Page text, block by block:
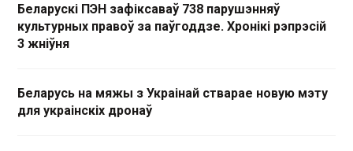
Беларускі ПЭН зафіксаваў 738 парушэнняў
культурных правоў за паўгоддзе. Хронікі рэпрэсій
3 жніўня
Беларусь на мяжы з Украінай стварае новую мэту
для украінскіх дронаў